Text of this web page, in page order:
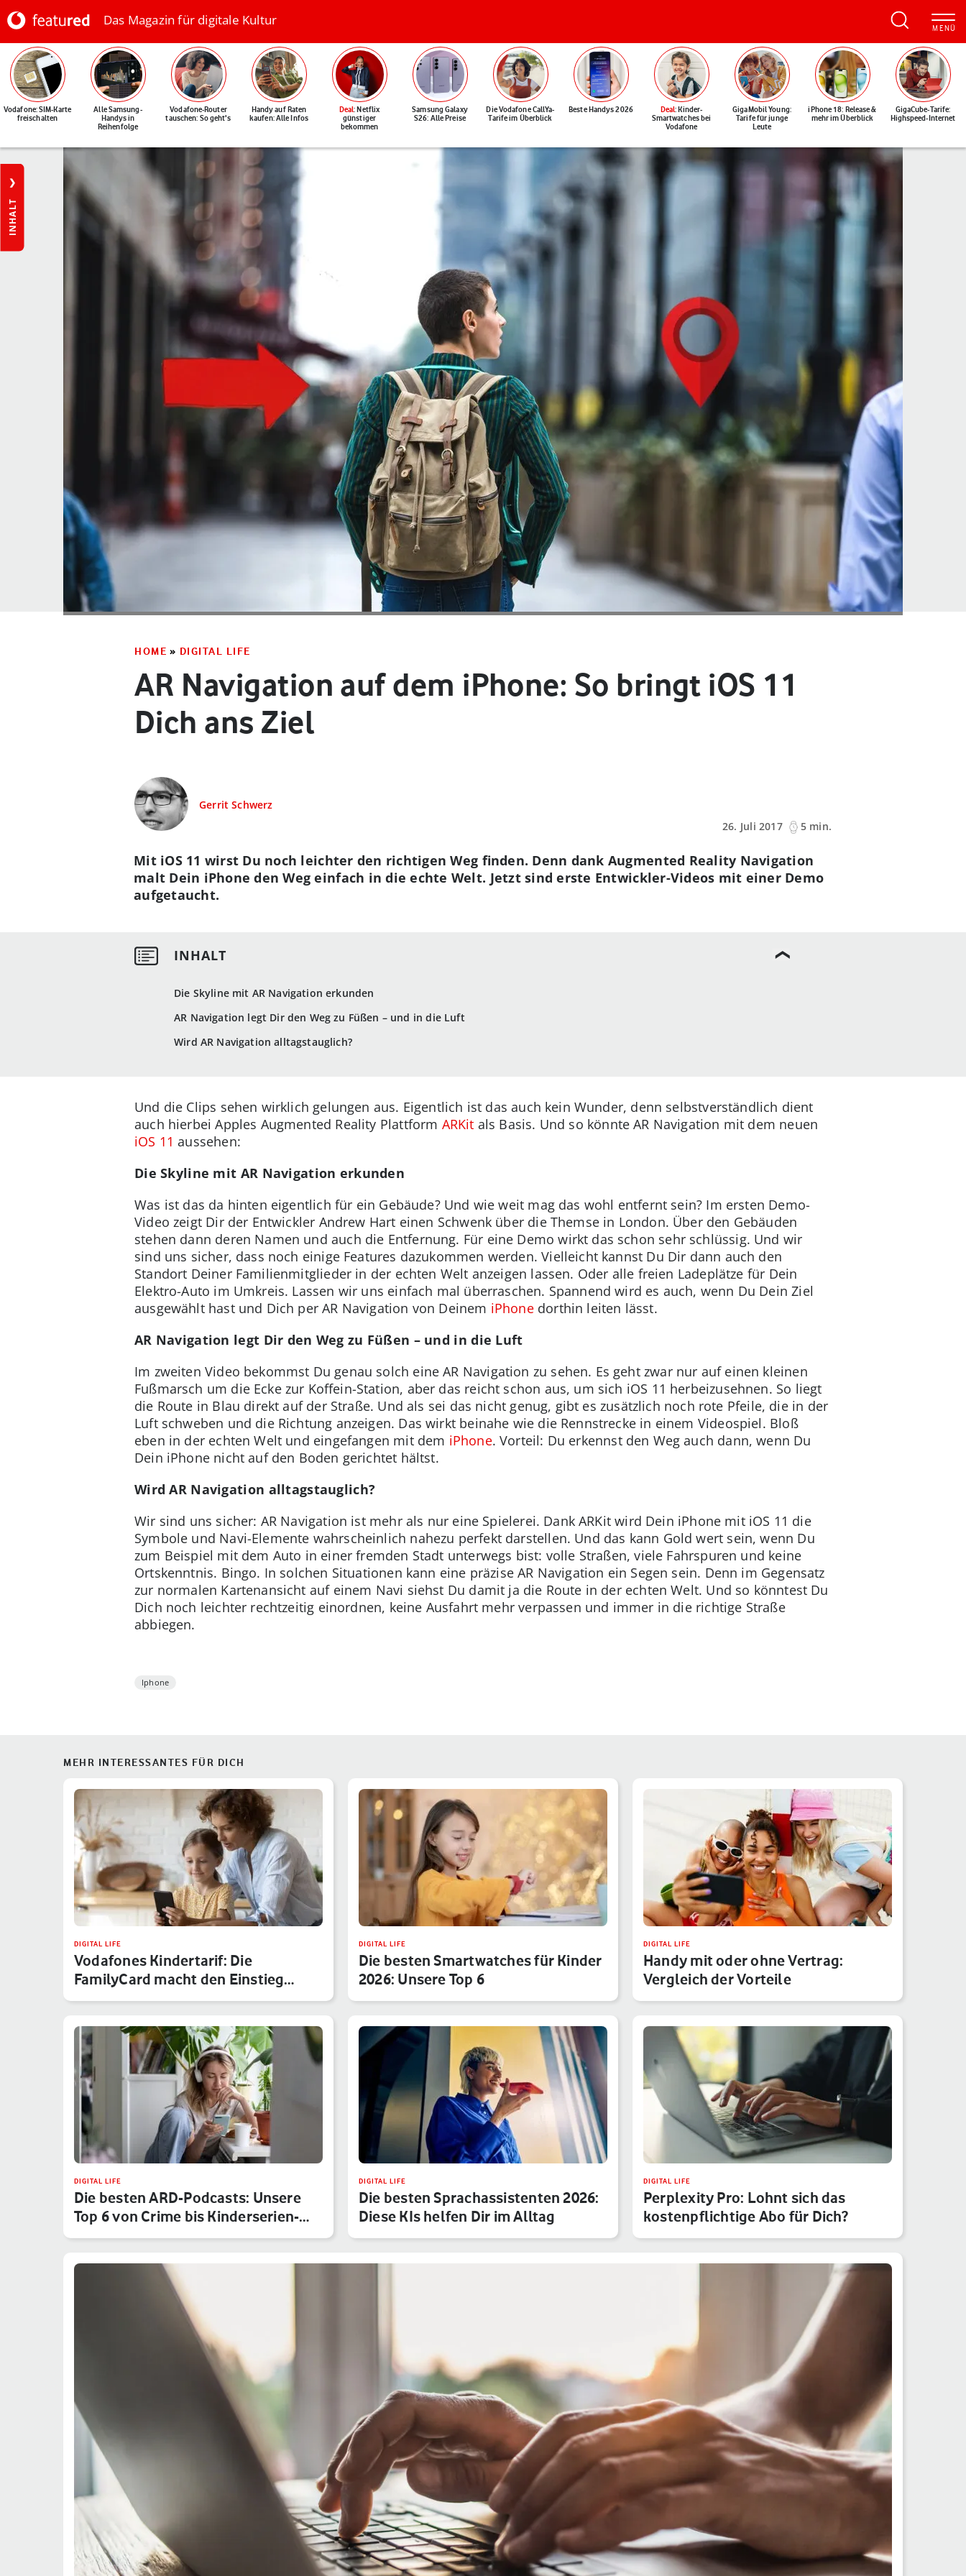
Das Magazin für digitale Kultur
Vodafone: SIM-Karte
freischalten
Alle Samsung-
Handys in
Reihenfolge
Vodafone-Router
tauschen: So geht's
Handy auf Raten
kaufen: Alle Infos
Deal: Netflix
günstiger
bekommen
Samsung Galaxy
S26: Alle Preise
Die Vodafone CallYa-
Tarife im Überblick
Beste Handys 2026 Deal: Kinder-
Smartwatches bei
Vodafone
GigaMobil Young:
Tarife für junge
Leute
iPhone 18: Release &
mehr im Überblick
GigaCube-Tarife:
Highspeed-Internet
INHALT
HOME » DIGITAL LIFE
AR Navigation auf dem iPhone: So bringt iOS 11
Dich ans Ziel
Gerrit Schwerz
26. Juli 2017
5 min.
Die Skyline mit AR Navigation erkunden
AR Navigation legt Dir den Weg zu Füßen – und in die Luft
Wird AR Navigation alltagstauglich?
Mit iOS 11 wirst Du noch leichter den richtigen Weg finden. Denn dank Augmented Reality Navigation
malt Dein iPhone den Weg einfach in die echte Welt. Jetzt sind erste Entwickler-Videos mit einer Demo
aufgetaucht.
Und die Clips sehen wirklich gelungen aus. Eigentlich ist das auch kein Wunder, denn selbstverständlich dient
auch hierbei Apples Augmented Reality Plattform ARKit als Basis. Und so könnte AR Navigation mit dem neuen
iOS 11 aussehen:
Die Skyline mit AR Navigation erkunden
Was ist das da hinten eigentlich für ein Gebäude? Und wie weit mag das wohl entfernt sein? Im ersten Demo-
Video zeigt Dir der Entwickler Andrew Hart einen Schwenk über die Themse in London. Über den Gebäuden
stehen dann deren Namen und auch die Entfernung. Für eine Demo wirkt das schon sehr schlüssig. Und wir
sind uns sicher, dass noch einige Features dazukommen werden. Vielleicht kannst Du Dir dann auch den
Standort Deiner Familienmitglieder in der echten Welt anzeigen lassen. Oder alle freien Ladeplätze für Dein
Elektro-Auto im Umkreis. Lassen wir uns einfach mal überraschen. Spannend wird es auch, wenn Du Dein Ziel
ausgewählt hast und Dich per AR Navigation von Deinem iPhonedorthin leiten lässt.
AR Navigation legt Dir den Weg zu Füßen – und in die Luft
Im zweiten Video bekommst Du genau solch eine AR Navigation zu sehen. Es geht zwar nur auf einen kleinen
Fußmarsch um die Ecke zur Koffein-Station, aber das reicht schon aus, um sich iOS 11 herbeizusehnen. So liegt
die Route in Blau direkt auf der Straße. Und als sei das nicht genug, gibt es zusätzlich noch rote Pfeile, die in der
Luft schweben und die Richtung anzeigen. Das wirkt beinahe wie die Rennstrecke in einem Videospiel. Bloß
eben in der echten Welt und eingefangen mit dem iPhone. Vorteil: Du erkennst den Weg auch dann, wenn Du
Dein iPhone nicht auf den Boden gerichtet hältst.
Wird AR Navigation alltagstauglich?
Wir sind uns sicher: AR Navigation ist mehr als nur eine Spielerei. Dank ARKit wird Dein iPhone mit iOS 11 die
Symbole und Navi-Elemente wahrscheinlich nahezu perfekt darstellen. Und das kann Gold wert sein, wenn Du
zum Beispiel mit dem Auto in einer fremden Stadt unterwegs bist: volle Straßen, viele Fahrspuren und keine
Ortskenntnis. Bingo. In solchen Situationen kann eine präzise AR Navigation ein Segen sein. Denn im Gegensatz
zur normalen Kartenansicht auf einem Navi siehst Du damit ja die Route in der echten Welt. Und so könntest Du
Dich noch leichter rechtzeitig einordnen, keine Ausfahrt mehr verpassen und immer in die richtige Straße
abbiegen.
Iphone
MEHR INTERESSANTES FÜR DICH
DIGITAL LIFE
Vodafones Kindertarif: Die
FamilyCard macht den Einstieg
sicher
DIGITAL LIFE
Die besten Smartwatches für Kinder
2026: Unsere Top 6
DIGITAL LIFE
Handy mit oder ohne Vertrag:
Vergleich der Vorteile
DIGITAL LIFE
Die besten ARD-Podcasts: Unsere
Top 6 von Crime bis Kinderserien-…
DIGITAL LIFE
Die besten Sprachassistenten 2026:
Diese KIs helfen Dir im Alltag
DIGITAL LIFE
Perplexity Pro: Lohnt sich das
kostenpflichtige Abo für Dich?